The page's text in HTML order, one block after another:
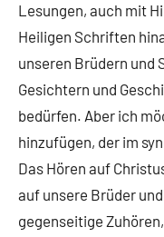
Lesungen, auch mit
Heiligen Schriften
unseren Brüdern und
Gesichtern und
bedürfen. Aber ich
hinzufügen, der im
Das Hören auf
auf unsere Brüder
gegenseitige